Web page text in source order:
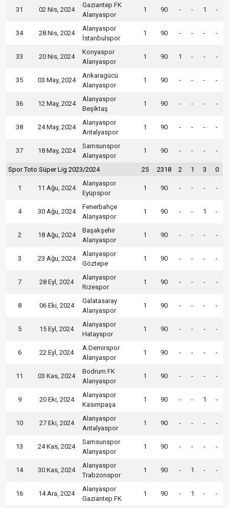
31 02 Nis, 2024
Gaziantep FK
Alanyaspor
1 90 - - 1 -
34 28 Nis, 2024
Alanyaspor
İstanbulspor
1 90 - - - -
33 20 Nis, 2024
Konyaspor
Alanyaspor
1 90 1 - - -
35 03 May, 2024
Ankaragücü
Alanyaspor
1 90 - - - -
36 12 May, 2024
Alanyaspor
Beşiktaş
1 90 - - - -
38 24 May, 2024
Alanyaspor
Antalyaspor
1 90 - - - -
37 18 May, 2024
Samsunspor
Alanyaspor
1 90 - - - -
Spor Toto Süper Lig 2023/2024 25 2318 2 1 3 0
1 11 Ağu, 2024
Alanyaspor
Eyüpspor
1 90 - - - -
4 30 Ağu, 2024
Fenerbahçe
Alanyaspor
1 90 - - 1 -
2 18 Ağu, 2024
Başakşehir
Alanyaspor
1 90 - - - -
3 23 Ağu, 2024
Alanyaspor
Göztepe
1 90 - - - -
7 28 Eyl, 2024
Alanyaspor
Rizespor
1 90 - - - -
8 06 Eki, 2024
Galatasaray
Alanyaspor
1 90 - - - -
5 15 Eyl, 2024
Alanyaspor
Hatayspor
1 90 - - - -
6 22 Eyl, 2024
A.Demirspor
Alanyaspor
1 90 - - - -
11 03 Kas, 2024
Bodrum FK
Alanyaspor
1 90 - - - -
9 20 Eki, 2024
Alanyaspor
Kasımpaşa
1 90 - - 1 -
10 27 Eki, 2024
Alanyaspor
Antalyaspor
1 90 - - - -
13 24 Kas, 2024
Samsunspor
Alanyaspor
1 90 - - - -
14 30 Kas, 2024
Alanyaspor
Trabzonspor
1 90 - 1 - -
16 14 Ara, 2024
Alanyaspor
Gaziantep FK
1 90 - 1 - -